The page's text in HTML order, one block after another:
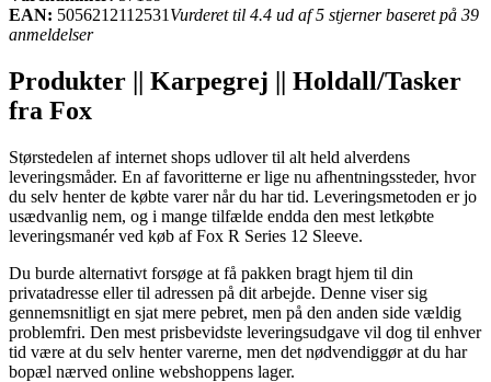
EAN: 5056212112531 Vurderet til 4.4 ud af 5 stjerner baseret på 39
anmeldelser
Produkter || Karpegrej || Holdall/Tasker
fra Fox
Størstedelen af internet shops udlover til alt held alverdens
leveringsmåder. En af favoritterne er lige nu afhentningssteder, hvor
du selv henter de købte varer når du har tid. Leveringsmetoden er jo
usædvanlig nem, og i mange tilfælde endda den mest letkøbte
leveringsmanér ved køb af Fox R Series 12 Sleeve.
Du burde alternativt forsøge at få pakken bragt hjem til din
privatadresse eller til adressen på dit arbejde. Denne viser sig
gennemsnitligt en sjat mere pebret, men på den anden side vældig
problemfri. Den mest prisbevidste leveringsudgave vil dog til enhver
tid være at du selv henter varerne, men det nødvendiggør at du har
bopæl nærved online webshoppens lager.